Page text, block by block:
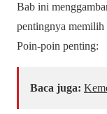
Bab ini
pentingnya
Poin-poin penting:
Baca juga: